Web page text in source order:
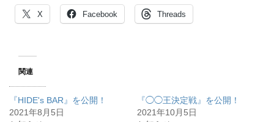
X Facebook Threads
関連
『HIDE's BAR』を公開！
2021年8月5日
『◯◯王決定戦』を公開！
2021年10月5日